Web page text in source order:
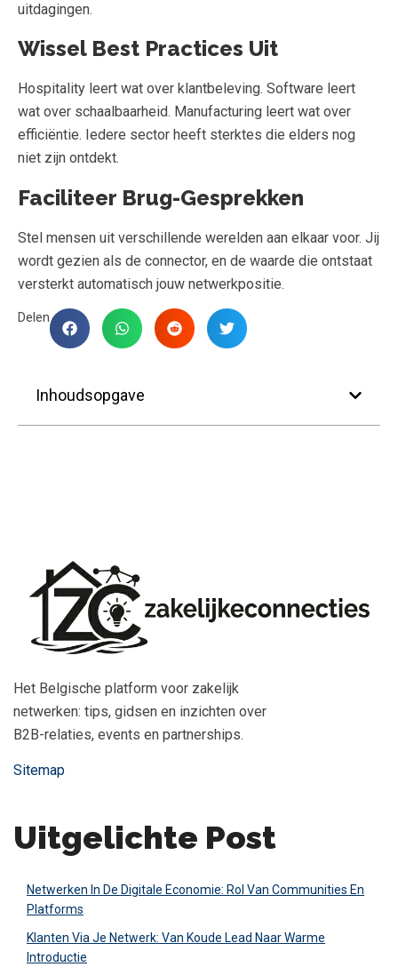
uitdagingen.
Wissel Best Practices Uit
Hospitality leert wat over klantbeleving. Software leert
wat over schaalbaarheid. Manufacturing leert wat over
efficiëntie. Iedere sector heeft sterktes die elders nog
niet zijn ontdekt.
Faciliteer Brug-Gesprekken
Stel mensen uit verschillende werelden aan elkaar voor. Jij
wordt gezien als de connector, en de waarde die ontstaat
versterkt automatisch jouw netwerkpositie.
Delen
Inhoudsopgave
Het Belgische platform voor zakelijk
netwerken: tips, gidsen en inzichten over
B2B-relaties, events en partnerships.
Sitemap
Uitgelichte Post
Netwerken In De Digitale Economie: Rol Van Communities En
Platforms
Klanten Via Je Netwerk: Van Koude Lead Naar Warme
Introductie